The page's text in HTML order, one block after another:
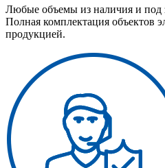
Любые объемы из наличия и под
Полная комплектация объектов
продукцией.